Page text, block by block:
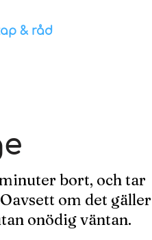
& råd
bort, och tar
om det gäller
onödig väntan.